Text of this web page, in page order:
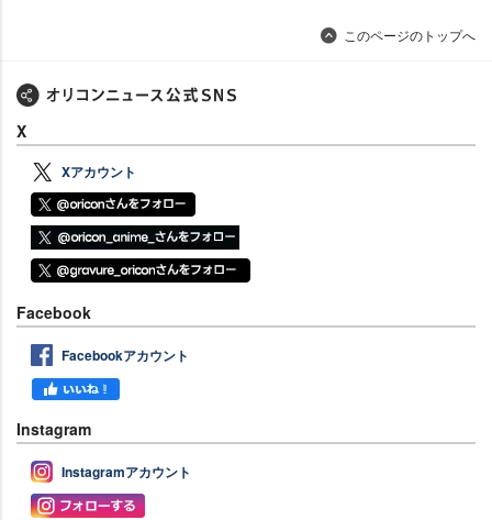
このページのトップへ
X
Xアカウント
Facebook
Facebookアカウント
Instagram
Instagramアカウント